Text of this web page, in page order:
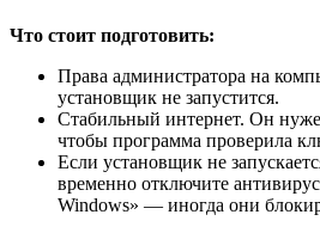
Что стоит подготовить:
Права администратора на
установщик не запустится.
Стабильный интернет. Он
чтобы программа проверила
Если установщик не
временно отключите
Windows» — иногда они